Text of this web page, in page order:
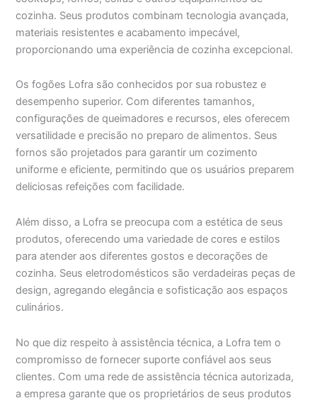
cozinha. Seus produtos combinam tecnologia avançada,
materiais resistentes e acabamento impecável,
proporcionando uma experiência de cozinha excepcional.
Os fogões Lofra são conhecidos por sua robustez e
desempenho superior. Com diferentes tamanhos,
configurações de queimadores e recursos, eles oferecem
versatilidade e precisão no preparo de alimentos. Seus
fornos são projetados para garantir um cozimento
uniforme e eficiente, permitindo que os usuários preparem
deliciosas refeições com facilidade.
Além disso, a Lofra se preocupa com a estética de seus
produtos, oferecendo uma variedade de cores e estilos
para atender aos diferentes gostos e decorações de
cozinha. Seus eletrodomésticos são verdadeiras peças de
design, agregando elegância e sofisticação aos espaços
culinários.
No que diz respeito à assistência técnica, a Lofra tem o
compromisso de fornecer suporte confiável aos seus
clientes. Com uma rede de assistência técnica autorizada,
a empresa garante que os proprietários de seus produtos